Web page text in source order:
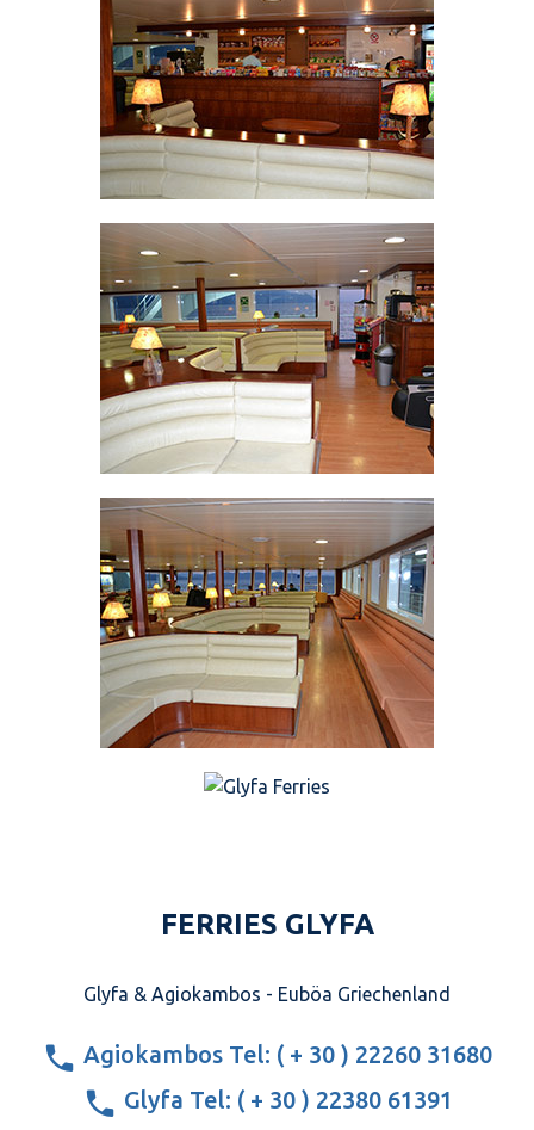
FERRIES GLYFA
Glyfa & Agiokambos - Euböa Griechenland
Agiokambos Tel: ( + 30 ) 22260 31680
Glyfa Tel: ( + 30 ) 22380 61391